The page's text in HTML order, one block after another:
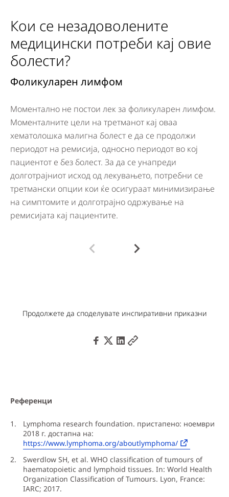
Кои се незадоволените
медицински потреби кај овие
болести?
Фоликуларен лимфом
Моментално не постои лек за фоликуларен лимфом.
Моменталните цели на третманот кај оваа
хематолошка малигна болест е да се продолжи
периодот на ремисија, односно периодот во кој
пациентот е без болест. За да се унапреди
долготрајниот исход од лекувањето, потребни се
третмански опции кои ќе осигураат минимизирање
на симптомите и долготрајно одржување на
ремисијата кај пациентите.
Продолжете да споделувате инспиративни приказни
Референци
Lymphoma research foundation. пристапено: ноември
2018 г. достапна на:
https://www.lymphoma.org/aboutlymphoma/
Swerdlow SH, et al. WHO classification of tumours of
haematopoietic and lymphoid tissues. In: World Health
Organization Classification of Tumours. Lyon, France:
IARC; 2017.